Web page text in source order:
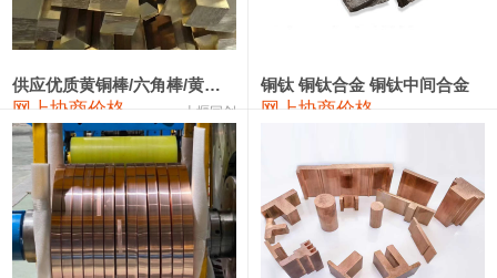
2202#硅 14,100—14,300
金属硅3303#-2202# 10,400—14,200 12,300 0
漆包线 111,970—115,970 113,970
磷铜合金 110,800—117,600 114,200 400
无氧铜丝(硬) 109,710—110,010 109,860
供应优质黄铜棒/六角棒/黄铜方板
网上协商价格 十堰同创
铜钛 铜钛合金 铜钛中间合金
网上协商价格